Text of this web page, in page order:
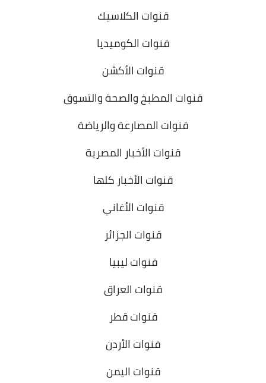
قنوات الكلاسيك
قنوات الكوميديا
قنوات الأكشن
قنوات المطبخ والصحة والتسوق
قنوات المصارعة والرياضة
قنوات الأخبار المصرية
قنوات الأخبار كلها
قنوات الأغاني
قنوات الجزائر
قنوات ليبيا
قنوات العراق
قنوات قطر
قنوات الأردن
قنوات اليمن